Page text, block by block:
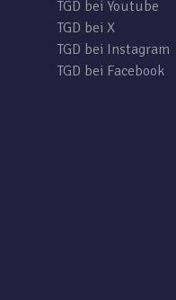
TGD bei Youtube
TGD bei X
TGD bei Instagram
TGD bei Facebook